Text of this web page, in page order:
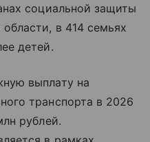
социальной защиты
в 414 семьях
детей.
выплату на
транспорта в 2026
рублей.